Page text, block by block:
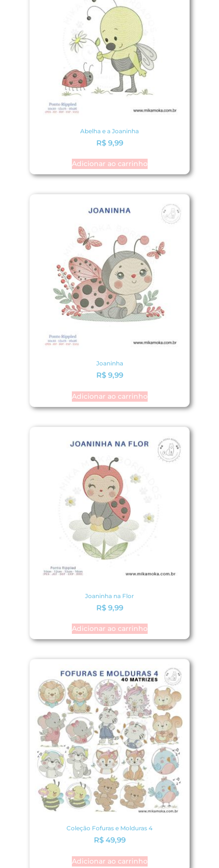
Abelha e a Joaninha
R$9,99
Adicionar ao carrinho
Joaninha
R$9,99
Adicionar ao carrinho
Joaninha na Flor
R$9,99
Adicionar ao carrinho
Coleção Fofuras e Molduras 4
R$49,99
Adicionar ao carrinho